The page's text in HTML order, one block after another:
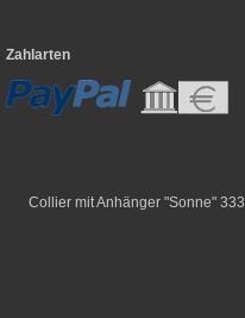
Zahlarten
Collier mit Anhänger "Sonne"